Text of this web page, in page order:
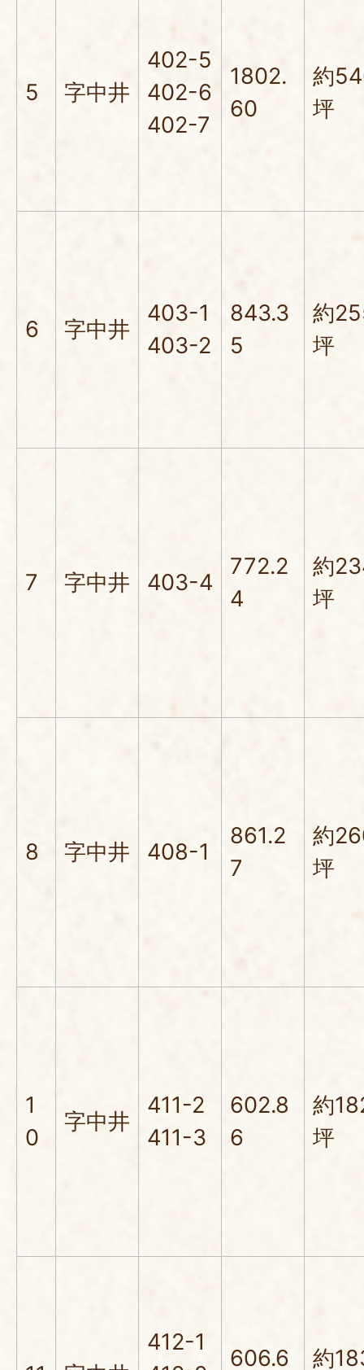
5 字中井
402-5
402-6
402-7
1802.
60
約
坪
6 字中井
403-1
403-2
843.3
5
約
坪
7 字中井 403-4
772.2
4
約
坪
8 字中井 408-1
861.2
7
約
坪
1
0
字中井
411-2
411-3
602.8
6
約
坪
412-1
606.6
約